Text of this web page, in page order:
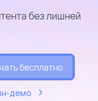
без лишней
бесплатно
демо